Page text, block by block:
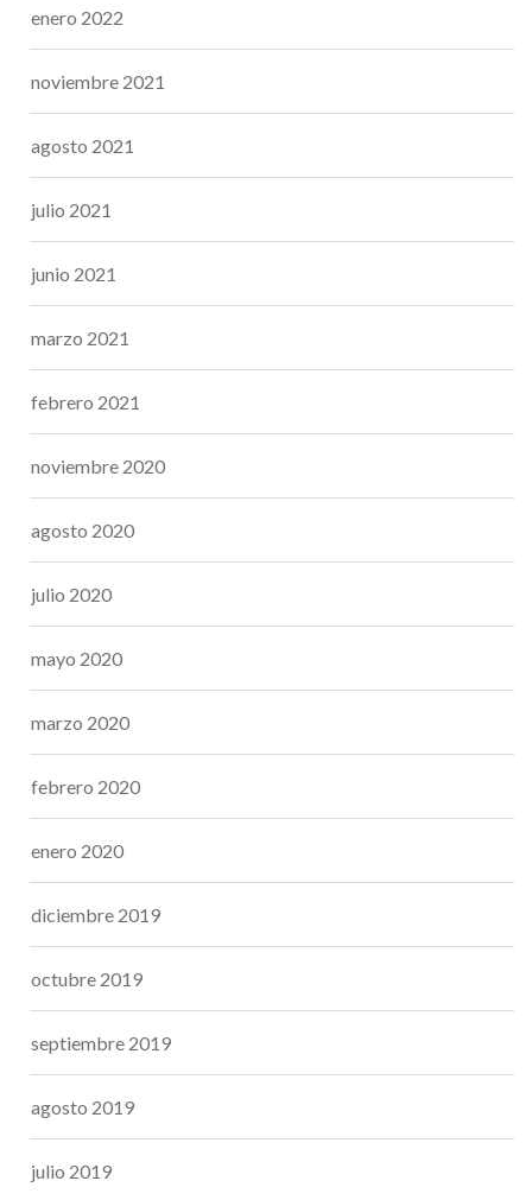
enero 2022
noviembre 2021
agosto 2021
julio 2021
junio 2021
marzo 2021
febrero 2021
noviembre 2020
agosto 2020
julio 2020
mayo 2020
marzo 2020
febrero 2020
enero 2020
diciembre 2019
octubre 2019
septiembre 2019
agosto 2019
julio 2019